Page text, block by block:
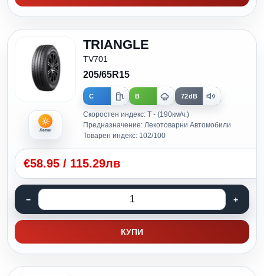
Летни
TRIANGLE
TV701
205/65R15
C B 72dB
Скоростен индекс: T - (190км/ч.)
Предназначение: Лекотоварни Автомобили
Товарен индекс: 102/100
€58.95 / 115.29лв
КУПИ